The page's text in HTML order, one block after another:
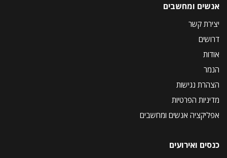
אנשים ומחשבים
יצירת קשר
דרושים
אודות
הנמר
הצהרת נגישות
מדיניות הפרטיות
אפליקציה אנשים ומחשבים
כנסים ואירועים